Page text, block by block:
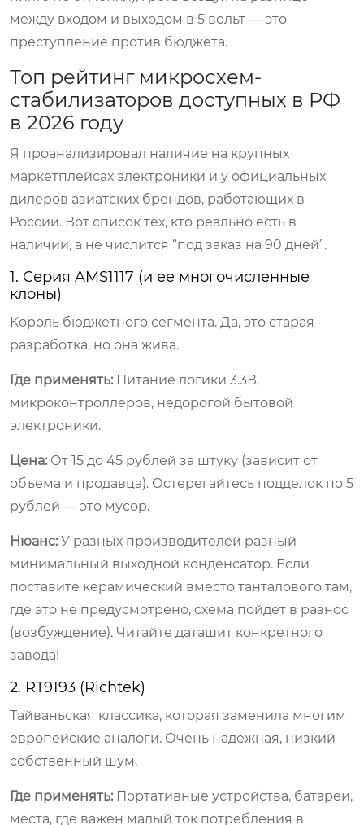
между входом и выходом в 5 вольт — это
преступление против бюджета.
Топ рейтинг микросхем-
стабилизаторов доступных в РФ
в 2026 году
Я проанализировал наличие на крупных
маркетплейсах электроники и у официальных
дилеров азиатских брендов, работающих в
России. Вот список тех, кто реально есть в
наличии, а не числится “под заказ на 90 дней”.
1. Серия AMS1117 (и ее многочисленные
клоны)
Король бюджетного сегмента. Да, это старая
разработка, но она жива.
Где применять: Питание логики 3.3В,
микроконтроллеров, недорогой бытовой
электроники.
Цена: От 15 до 45 рублей за штуку (зависит от
объема и продавца). Остерегайтесь подделок по 5
рублей — это мусор.
Нюанс: У разных производителей разный
минимальный выходной конденсатор. Если
поставите керамический вместо танталового там,
где это не предусмотрено, схема пойдет в разнос
(возбуждение). Читайте даташит конкретного
завода!
2. RT9193 (Richtek)
Тайваньская классика, которая заменила многим
европейские аналоги. Очень надежная, низкий
собственный шум.
Где применять: Портативные устройства, батареи,
места, где важен малый ток потребления в